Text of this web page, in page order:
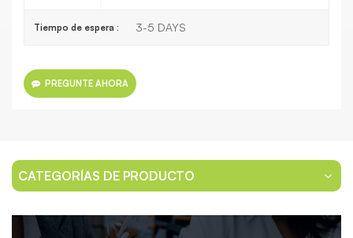
Tiempo de espera : 3-5 DAYS
PREGUNTE AHORA
CATEGORÍAS DE PRODUCTO